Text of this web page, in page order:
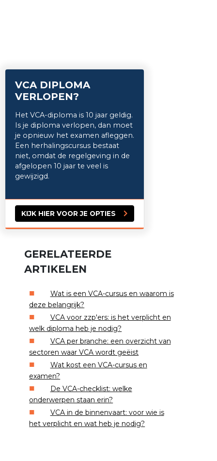
VCA DIPLOMA
VERLOPEN?
Het VCA-diploma is 10 jaar geldig.
Is je diploma verlopen, dan moet
je opnieuw het examen afleggen.
Een herhalingscursus bestaat
niet, omdat de regelgeving in de
afgelopen 10 jaar te veel is
gewijzigd.
KIJK HIER VOOR JE OPTIES
GERELATEERDE
ARTIKELEN
Wat is een VCA-cursus en waarom is
deze belangrijk?
VCA voor zzp'ers: is het verplicht en
welk diploma heb je nodig?
VCA per branche: een overzicht van
sectoren waar VCA wordt geëist
Wat kost een VCA-cursus en
examen?
De VCA-checklist: welke
onderwerpen staan erin?
VCA in de binnenvaart: voor wie is
het verplicht en wat heb je nodig?